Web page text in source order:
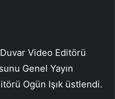
Video Editörü
Genel Yayın
Ogün Işık üstlendi.